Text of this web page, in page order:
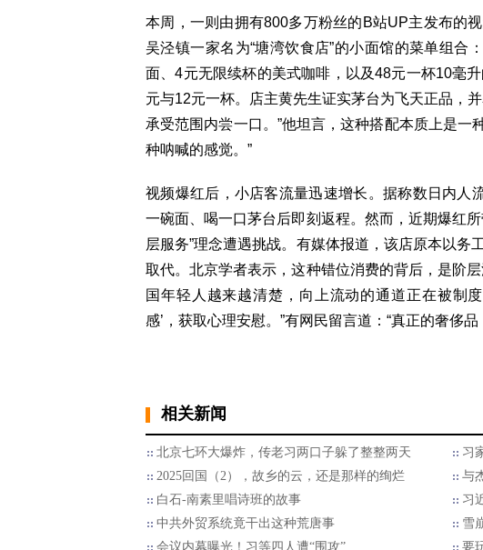
本周，一则由拥有800多万粉丝的B站UP主发布的
吴泾镇一家名为“塘湾饮食店”的小面馆的菜单组合
面、4元无限续杯的美式咖啡，以及48元一杯10毫
元与12元一杯。店主黄先生证实茅台为飞天正品，
承受范围内尝一口。”他坦言，这种搭配本质上是一
种呐喊的感觉。”
视频爆红后，小店客流量迅速增长。据称数日内人
一碗面、喝一口茅台后即刻返程。然而，近期爆红
层服务”理念遭遇挑战。有媒体报道，该店原本以
取代。北京学者表示，这种错位消费的背后，是阶
国年轻人越来越清楚，向上流动的通道正在被制
感’，获取心理安慰。”有网民留言道：“真正的奢侈
相关新闻
北京七环大爆炸，传老习两口子躲了整整两天
习
2025回国（2），故乡的云，还是那样的绚烂
与
白石-南素里唱诗班的故事
习
中共外贸系统竟干出这种荒唐事
雪
会议内幕曝光！习等四人遭“围攻”
要